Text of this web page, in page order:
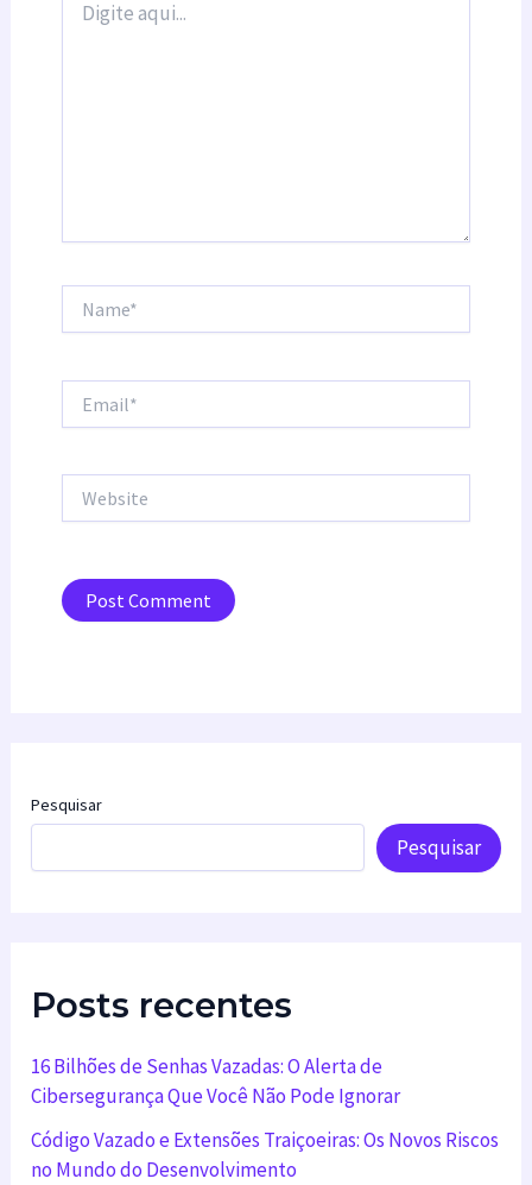
aqui...
Pesquisar
Pesquisar
Posts recentes
16 Bilhões de Senhas Vazadas: O Alerta de
Cibersegurança Que Você Não Pode Ignorar
Código Vazado e Extensões Traiçoeiras: Os Novos Riscos
no Mundo do Desenvolvimento